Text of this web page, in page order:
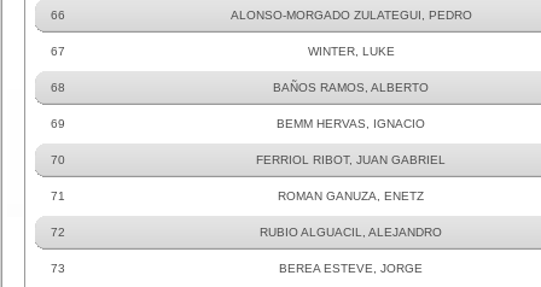
66 ALONSO-MORGADO ZULATEGUI, PEDRO
67 WINTER, LUKE
68 BAÑOS RAMOS, ALBERTO
69 BEMM HERVAS, IGNACIO
70 FERRIOL RIBOT, JUAN GABRIEL
71 ROMAN GANUZA, ENETZ
72 RUBIO ALGUACIL, ALEJANDRO
73 BEREA ESTEVE, JORGE